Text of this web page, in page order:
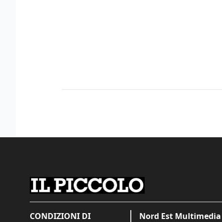
CONDIZIONI DI
Nord Est Multimedia